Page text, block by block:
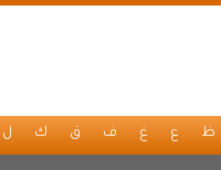
ظ ع غ ف ق ك ل